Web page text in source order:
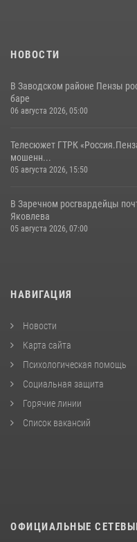
НОВОСТИ
В Заводском районе Пензы
баре
06 августа 2026, 05:00
Телесюжет ГТРК
мошенн...
05 августа 2026, 15:50
В Заречном росгвардейцы
Яковлева
05 августа 2026, 07:00
НАВИГАЦИЯ
Новости
Карта сайта
Психологическая помощь
Социальная защита
Горячие линии
Список вакансий
ОФИЦИАЛЬНЫЕ